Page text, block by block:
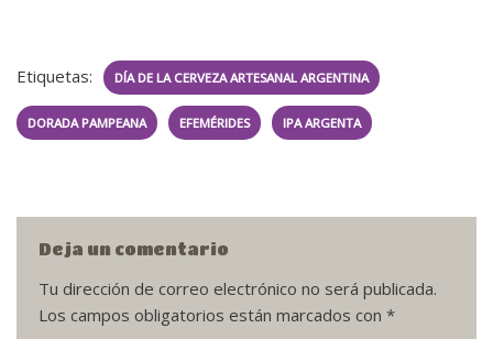
Etiquetas: DÍA DE LA CERVEZA ARTESANAL ARGENTINA
DORADA PAMPEANA EFEMÉRIDES IPA ARGENTA
Deja un comentario
Tu dirección de correo electrónico no será publicada.
Los campos obligatorios están marcados con *